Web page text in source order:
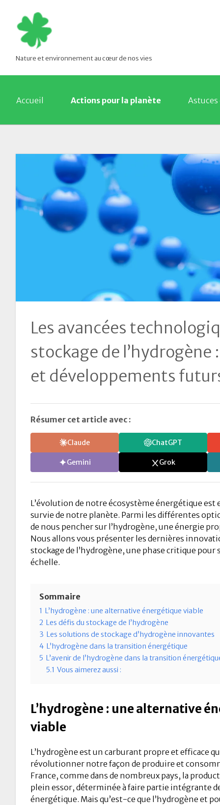
Nature et environnement au cœur de nos vies
Accueil Actions pour la planète
Les avancées
stockage de l’hydrogène
et développements
Résumer cet article avec :
Claude ChatGPT
Gemini Grok
L’évolution de notre écosystème énergétique est
survie de notre planète. Parmi les différentes
de nous pencher sur l’hydrogène, une énergie
Nous allons vous présenter les dernières
stockage de l’hydrogène, une phase critique
échelle.
Sommaire
1 L’hydrogène : une alternative énergétique viable
2 Les défis du stockage de l’hydrogène
3 Les solutions de stockage d’hydrogène innovantes
4 L’hydrogène dans la transition énergétique
5 L’avenir de l’hydrogène dans la transition
5.1 Vous aimerez aussi :
L’hydrogène : une alternative
viable
L’hydrogène est un carburant propre et efficace
révolutionner notre façon de produire et
France, comme dans de nombreux pays, la
plein essor, déterminée à faire partie intégrante
énergétique. Mais qu’est-ce que l’hydrogène et